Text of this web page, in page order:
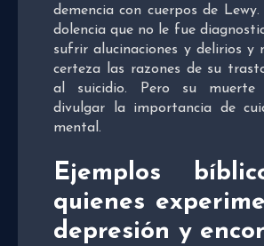
demencia con cuerpos de
dolencia que no le fue
sufrir alucinaciones y delirios y
certeza las razones de su
al suicidio. Pero su muerte
divulgar la importancia de
mental.
Ejemplos
quienes
depresión y